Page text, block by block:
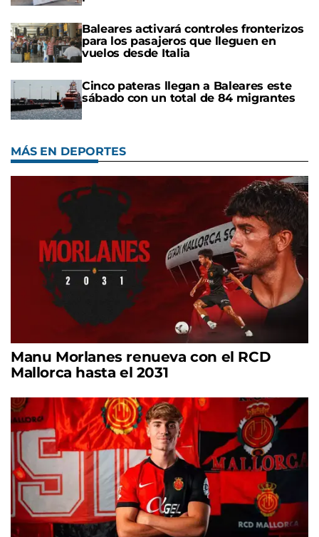
Baleares activará controles fronterizos
para los pasajeros que lleguen en
vuelos desde Italia
Cinco pateras llegan a Baleares este
sábado con un total de 84 migrantes
MÁS EN DEPORTES
Manu Morlanes renueva con el RCD
Mallorca hasta el 2031